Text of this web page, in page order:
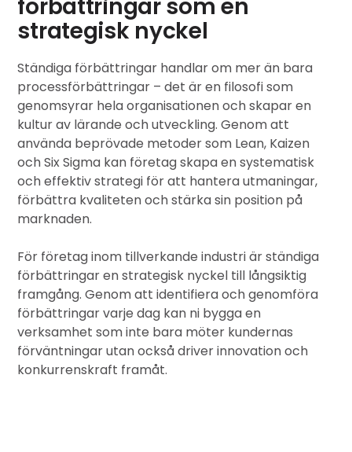
förbättringar som en
strategisk nyckel
Ständiga förbättringar handlar om mer än bara
processförbättringar – det är en filosofi som
genomsyrar hela organisationen och skapar en
kultur av lärande och utveckling. Genom att
använda beprövade metoder som Lean, Kaizen
och Six Sigma kan företag skapa en systematisk
och effektiv strategi för att hantera utmaningar,
förbättra kvaliteten och stärka sin position på
marknaden.
För företag inom tillverkande industri är ständiga
förbättringar en strategisk nyckel till långsiktig
framgång. Genom att identifiera och genomföra
förbättringar varje dag kan ni bygga en
verksamhet som inte bara möter kundernas
förväntningar utan också driver innovation och
konkurrenskraft framåt.